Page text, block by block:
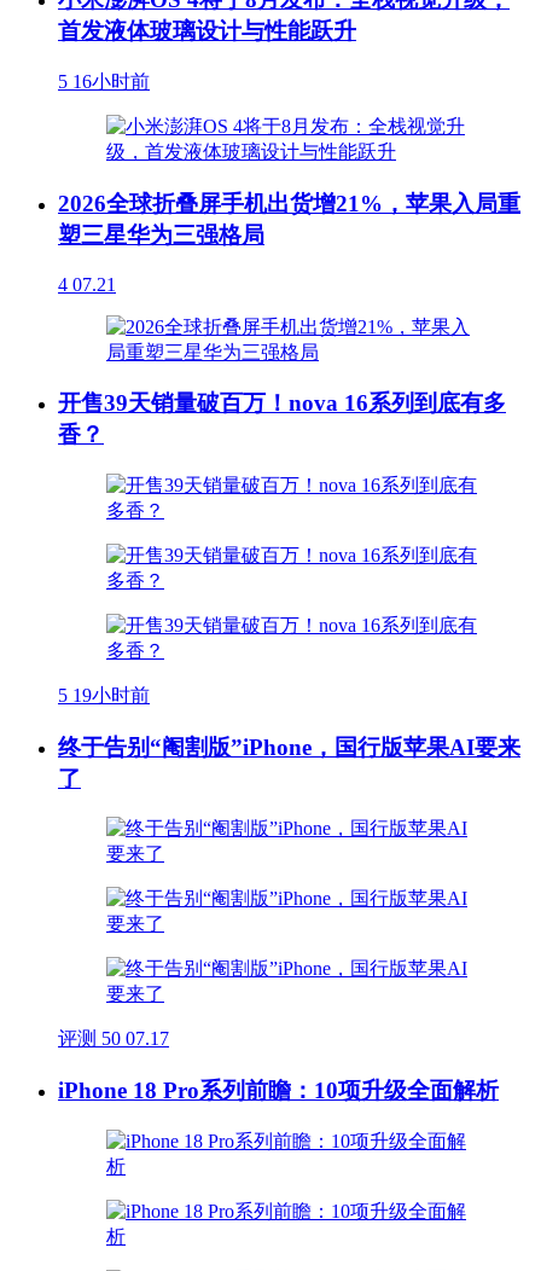
首发液体玻璃设计与性能跃升
5 16小时前
2026全球折叠屏手机出货增21%，苹果入局重
塑三星华为三强格局
4 07.21
开售39天销量破百万！nova 16系列到底有多
香？
5 19小时前
终于告别“阉割版”iPhone，国行版苹果AI要来
了
评测 50 07.17
iPhone 18 Pro系列前瞻：10项升级全面解析